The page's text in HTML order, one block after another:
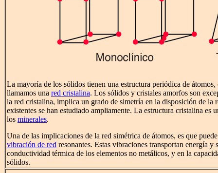
La mayoría de los sólidos tienen una estructura periódica de
llamamos una red cristalina. Los sólidos y cristales amorfos son
la red cristalina, implica un grado de simetría en la disposición de la
existentes se han estudiado ampliamente. La estructura cristalina es
los minerales.
Una de las implicaciones de la red simétrica de átomos, es que
vibración de red resonantes. Estas vibraciones transportan energía y
conductividad térmica de los elementos no metálicos, y en la
sólidos.